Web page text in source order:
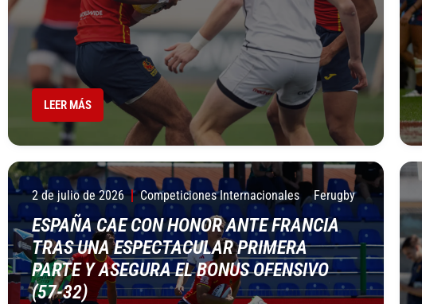
LEER MÁS
2 de julio de 2026 Competiciones Internacionales Ferugby
ESPAÑA CAE CON HONOR ANTE FRANCIA
TRAS UNA ESPECTACULAR PRIMERA
PARTE Y ASEGURA EL BONUS OFENSIVO
(57-32)